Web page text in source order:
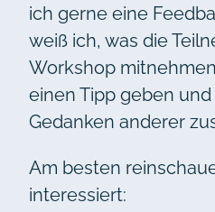
ich gerne eine
weiß ich, was die
Workshop
einen Tipp geben
Gedanken anderer
Am besten
interessiert: